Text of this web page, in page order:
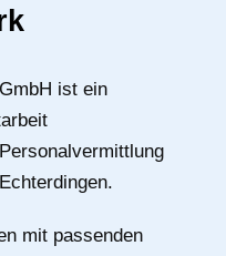
ist ein
mit passenden